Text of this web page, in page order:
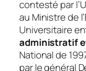
contesté par
au Ministre de
Universitaire
administratif
National de
par le général